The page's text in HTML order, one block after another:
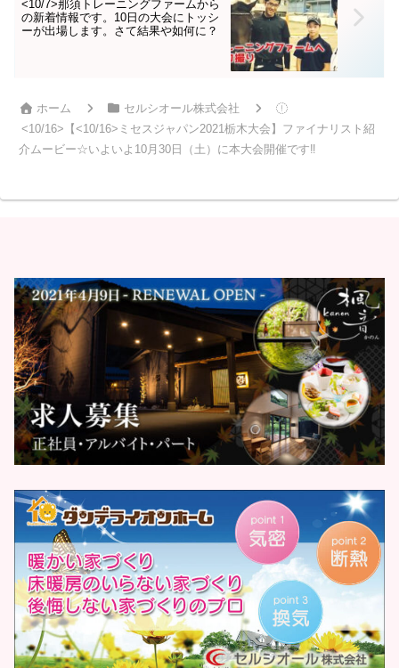
<10/7>那須トレーニングファームから
の新着情報です。10日の大会にトッシ
ーが出場します。さて結果や如何に？
ホーム
セルシオール株式会社
<10/16>【<10/16>ミセスジャパン2021栃木大会】ファイナリスト紹
介ムービー☆いよいよ10月30日（土）に本大会開催です‼️